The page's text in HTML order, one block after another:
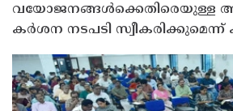
വയോജനങ്ങൾക്കെതിരെയുള്ള
കർശന നടപടി സ്വീകരിക്കുമെന്ന്